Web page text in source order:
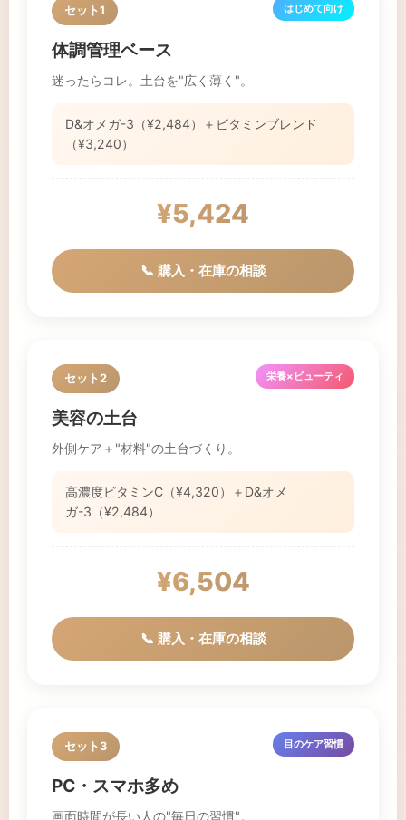
セット1 はじめて向け
体調管理ベース
迷ったらコレ。土台を"広く薄く"。
D&オメガ-3（¥2,484）＋ビタミンブレンド
（¥3,240）
¥5,424
📞 購入・在庫の相談
セット2 栄養×ビューティ
美容の土台
外側ケア＋"材料"の土台づくり。
高濃度ビタミンC（¥4,320）＋D&オメ
ガ-3（¥2,484）
¥6,504
📞 購入・在庫の相談
セット3 目のケア習慣
PC・スマホ多め
画面時間が長い人の"毎日の習慣"。